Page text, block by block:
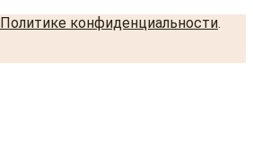
Политике конфиденциальности.